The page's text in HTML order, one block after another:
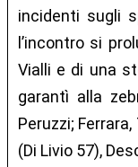
incidenti sugli
l’incontro si
Vialli e di una
garantì alla
Peruzzi;
(Di Livio 57),